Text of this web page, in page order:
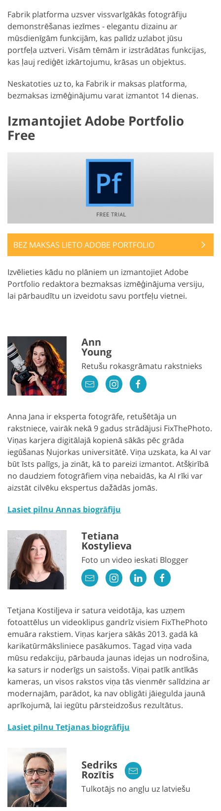
Fabrik platforma uzsver vissvarīgākās fotogrāfiju
demonstrēšanas iezīmes - elegantu dizainu ar
mūsdienīgām funkcijām, kas palīdz uzlabot jūsu
portfeļa uztveri. Visām tēmām ir izstrādātas funkcijas,
kas ļauj rediģēt izkārtojumu, krāsas un objektus.
Neskatoties uz to, ka Fabrik ir maksas platforma,
bezmaksas izmēģinājumu varat izmantot 14 dienas.
Izmantojiet Adobe Portfolio
Free
BEZ MAKSAS LIETO ADOBE PORTFOLIO
Izvēlieties kādu no plāniem un izmantojiet Adobe
Portfolio redaktora bezmaksas izmēģinājuma versiju,
lai pārbaudītu un izveidotu savu portfeļu vietnei.
Ann
Young
Retušu rokasgrāmatu rakstnieks
Anna Jana ir eksperta fotogrāfe, retušētāja un
rakstniece, vairāk nekā 9 gadus strādājusi FixThePhoto.
Viņas karjera digitālajā kopienā sākās pēc grāda
iegūšanas Ņujorkas universitātē. Viņa uzskata, ka AI var
būt īsts palīgs, ja zināt, kā to pareizi izmantot. Atšķirībā
no daudziem fotogrāfiem viņa nebaidās, ka AI rīki var
aizstāt cilvēku ekspertus dažādās jomās.
Lasiet pilnu Annas biogrāfiju
Tetiana
Kostylieva
Foto un video ieskati Blogger
Tetjana Kostiļjeva ir satura veidotāja, kas uzņem
fotoattēlus un videoklipus gandrīz visiem FixThePhoto
emuāra rakstiem. Viņas karjera sākās 2013. gadā kā
karikatūrmāksliniece pasākumos. Tagad viņa vada
mūsu redakciju, pārbauda jaunas idejas un nodrošina,
ka saturs ir noderīgs un saistošs. Viņai patīk antīkās
kameras, un visos rakstos viņa tās vienmēr salīdzina ar
modernajām, parādot, ka nav obligāti jāiegulda jaunā
aprīkojumā, lai iegūtu pārsteidzošus rezultātus.
Lasiet pilnu Tetjanas biogrāfiju
Sedriks
Rozītis
Tulkotājs no angļu uz latviešu